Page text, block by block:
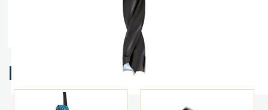
Relaterte produkter